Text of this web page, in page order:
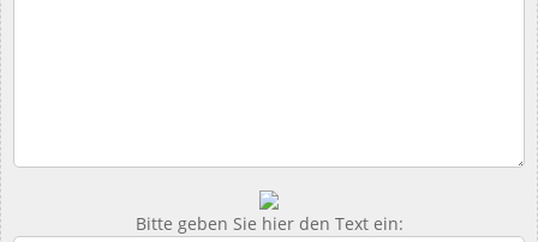
Bitte geben Sie hier den Text ein: